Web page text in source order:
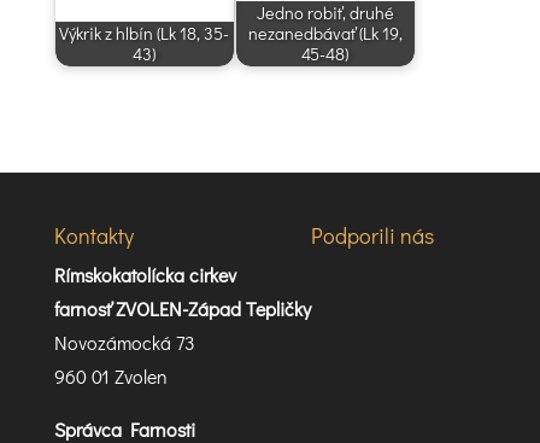
Výkrik z hlbín (Lk 18, 35-
43)
Jedno robiť, druhé
nezanedbávať (Lk 19,
45-48)
Kontakty
Rímskokatolícka cirkev
farnosť ZVOLEN-Západ Tepličky
Novozámocká 73
960 01 Zvolen
Správca Farnosti
Podporili nás